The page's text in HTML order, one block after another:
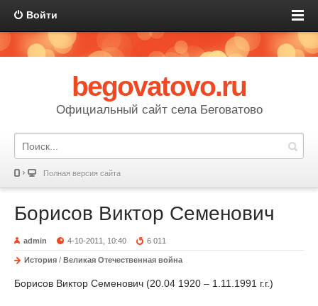
Войти
begovatovo.ru
Официальный сайт села Беговатово
Полная версия сайта
Борисов Виктор Семенович
admin 4-10-2011, 10:40 6 011
История / Великая Отечественная война
Борисов Виктор Семенович (20.04 1920 – 1.11.1991 г.г.)